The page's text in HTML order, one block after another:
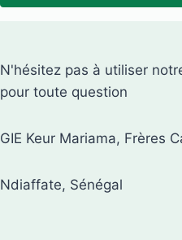
N'hésitez pas à utiliser
pour toute question
GIE Keur Mariama, Frères
Ndiaffate, Sénégal